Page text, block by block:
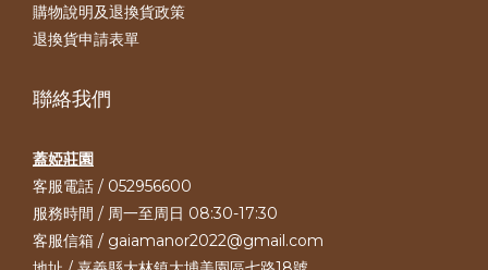
購物說明及退換貨政策
退換貨申請表單
聯絡我們
蓋婭莊園
客服電話 / 052956600
服務時間 / 周一至周日 08:30-17:30
客服信箱 / gaiamanor2022@gmail.com